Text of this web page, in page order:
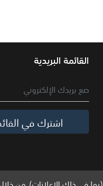
القائمة البريدية
اشترك في